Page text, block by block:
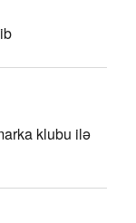
klubu ilə